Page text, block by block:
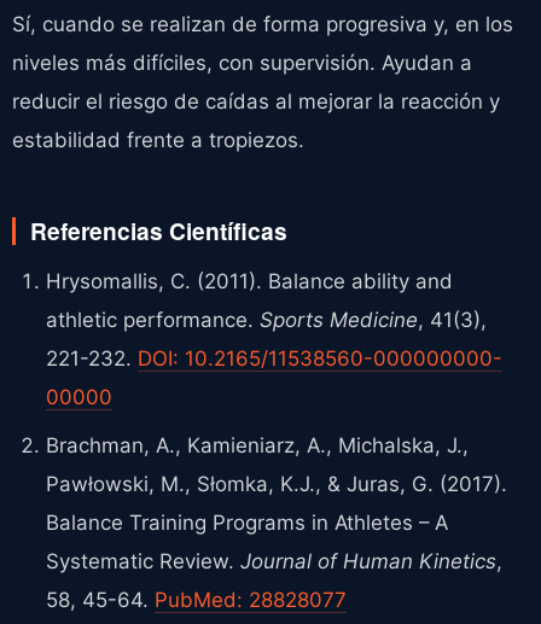
Sí, cuando se realizan de forma progresiva y, en los
niveles más difíciles, con supervisión. Ayudan a
reducir el riesgo de caídas al mejorar la reacción y
estabilidad frente a tropiezos.
Referencias Científicas
Hrysomallis, C. (2011). Balance ability and
athletic performance. Sports Medicine, 41(3),
221-232. DOI: 10.2165/11538560-000000000-
00000
Brachman, A., Kamieniarz, A., Michalska, J.,
Pawłowski, M., Słomka, K.J., & Juras, G. (2017).
Balance Training Programs in Athletes – A
Systematic Review. Journal of Human Kinetics,
58, 45-64. PubMed: 28828077